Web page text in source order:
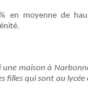
en moyenne de
maison à
filles qui sont au